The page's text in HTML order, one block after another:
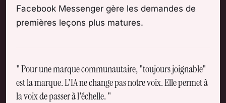
Facebook Messenger gère les demandes de
premières leçons plus matures.
Pour une marque communautaire, "toujours joignable"
est la marque. L'IA ne change pas notre voix. Elle permet à
la voix de passer à l'échelle.